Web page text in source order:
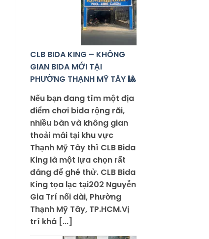
CLB BIDA KING – KHÔNG
GIAN BIDA MỚI TẠI
PHƯỜNG THẠNH MỸ TÂY 🎱
Nếu bạn đang tìm một địa
điểm chơi bida rộng rãi,
nhiều bàn và không gian
thoải mái tại khu vực
Thạnh Mỹ Tây thì CLB Bida
King là một lựa chọn rất
đáng để ghé thử. CLB Bida
King tọa lạc tại202 Nguyễn
Gia Trí nối dài, Phường
Thạnh Mỹ Tây, TP.HCM.Vị
trí khá [...]